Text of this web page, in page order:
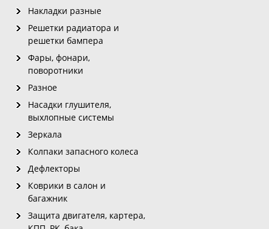
Накладки разные
Решетки радиатора и
решетки бампера
Фары, фонари,
поворотники
Разное
Насадки глушителя,
выхлопные системы
Зеркала
Колпаки запасного колеса
Дефлекторы
Коврики в салон и
багажник
Защита двигателя, картера,